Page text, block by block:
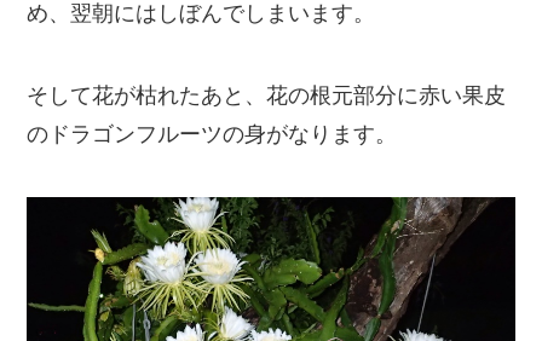
め、翌朝にはしぼんでしまいます。
そして花が枯れたあと、花の根元部分に赤い果皮
のドラゴンフルーツの身がなります。